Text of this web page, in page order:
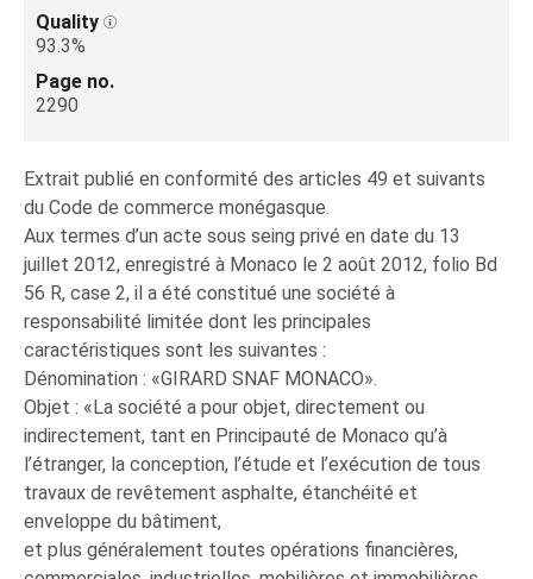
Quality
93.3%
Page no.
2290
Extrait publié en conformité des articles 49 et suivants
du Code de commerce monégasque.
Aux termes d’un acte sous seing privé en date du 13
juillet 2012, enregistré à Monaco le 2 août 2012, folio Bd
56 R, case 2, il a été constitué une société à
responsabilité limitée dont les principales
caractéristiques sont les suivantes :
Dénomination : «GIRARD SNAF MONACO».
Objet : «La société a pour objet, directement ou
indirectement, tant en Principauté de Monaco qu’à
l’étranger, la conception, l’étude et l’exécution de tous
travaux de revêtement asphalte, étanchéité et
enveloppe du bâtiment,
et plus généralement toutes opérations financières,